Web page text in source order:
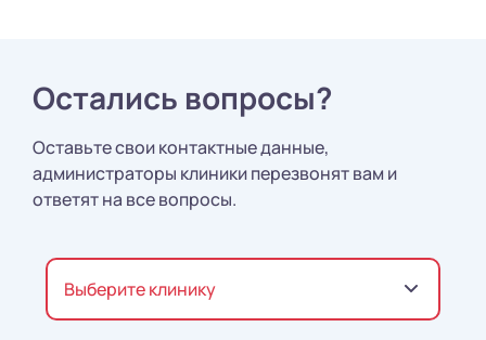
Остались вопросы?
Оставьте свои контактные данные,
администраторы клиники перезвонят вам и
ответят на все вопросы.
Выберите клинику